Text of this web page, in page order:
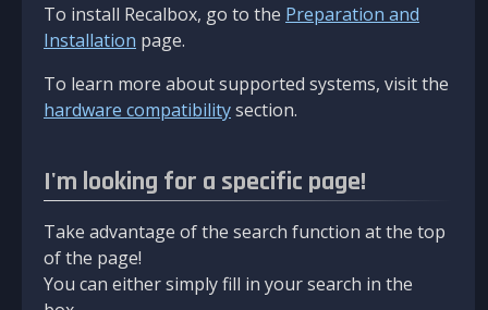
To install Recalbox, go to the Preparation and
Installation page.
To learn more about supported systems, visit the
hardware compatibilitysection.
I'm looking for a specific page!
Take advantage of the search function at the top
of the page!
You can either simply fill in your search in the